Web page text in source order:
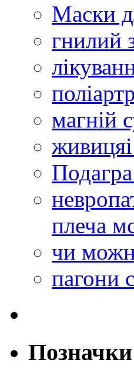
Маски
гнилий
магній
плеча
чи
пагони
Позначки